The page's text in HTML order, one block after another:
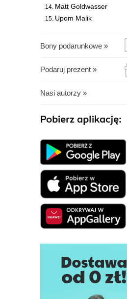
Matt Goldwasser
Upom Malik
Bony podarunkowe »
Podaruj prezent »
Nasi autorzy »
Pobierz aplikację: